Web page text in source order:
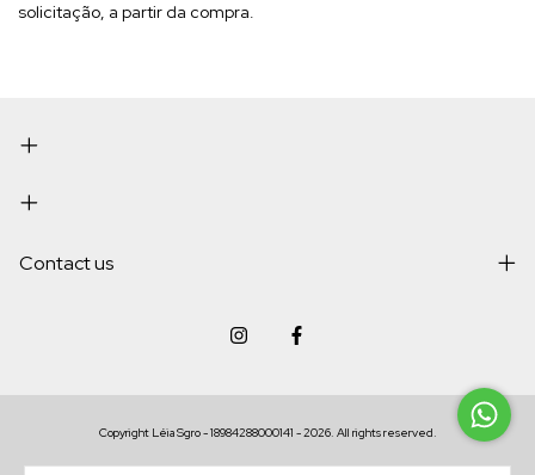
solicitação, a partir da compra.
Contact us
Copyright Léia Sgro - 18984288000141 - 2026. All rights reserved.